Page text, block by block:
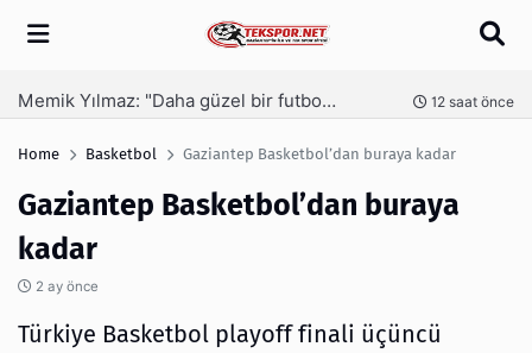
Arama
Bozgeyik: Gaziantep İçin Önemli Spor Yatırımları Yolda 12 saat önce
Home Basketbol Gaziantep Basketbol’dan buraya kadar
Gaziantep Basketbol’dan buraya
kadar
2 ay önce
Türkiye Basketbol playoff finali üçüncü